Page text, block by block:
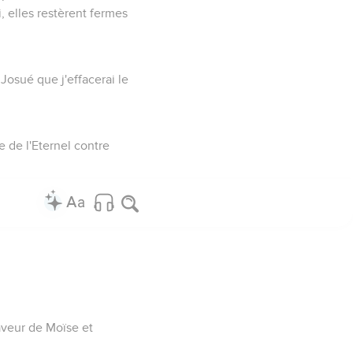
elles restèrent fermes
que j'effacerai le
de l'Eternel contre
de Moïse et